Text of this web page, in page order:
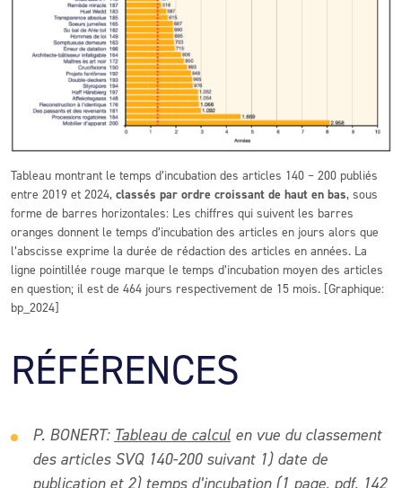
Tableau montrant le temps d’incubation des articles 140 – 200 publiés
entre 2019 et 2024, classés par ordre croissant de haut en bas, sous
forme de barres horizontales: Les chiffres qui suivent les barres
oranges donnent le temps d’incubation des articles en jours alors que
l’abscisse exprime la durée de rédaction des articles en années. La
ligne pointillée rouge marque le temps d’incubation moyen des articles
en question; il est de 464 jours respectivement de 15 mois. [Graphique:
bp_2024]
RÉFÉRENCES
P. BONERT: Tableau de calcul en vue du classement
des articles SVQ 140-200 suivant 1) date de